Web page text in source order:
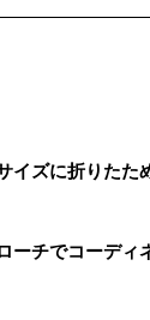
イズに折りた
ーチでコーディ